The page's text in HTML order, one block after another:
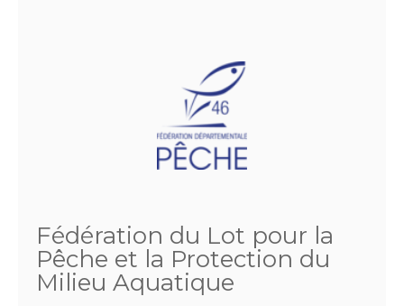
Fédération du Lot pour la
Pêche et la Protection du
Milieu Aquatique